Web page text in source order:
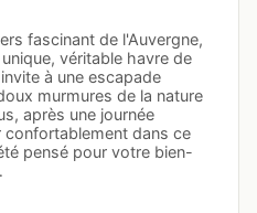
fascinant de l'Auvergne,
véritable havre de
à une escapade
murmures de la nature
après une journée
dans ce
pensé pour votre bien-